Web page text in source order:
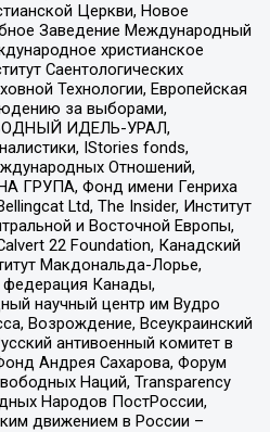
Церкви, Новое
Заведение Международный
христианское
Саентологических
Технологии, Европейская
за выборами,
ИДЕЛЬ-УРАЛ,
IStories fonds,
Отношений,
ГРУПА, Фонд имени Генриха
Ltd, The Insider, Институт
и Восточной Европы,
22 Foundation, Канадский
Макдональда-Лорье,
федерация Канады,
научный центр им Вудро
Возрождение, Всеукраинский
антивоенный комитет в
Андрея Сахарова, Форум
Наций, Transparеncy
Народов ПостРоссии,
движением в России –